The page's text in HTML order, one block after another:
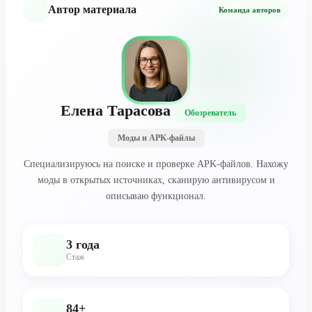
Автор материала Команда авторов
Елена Тарасова Обозреватель
Моды и APK-файлы
Специализируюсь на поиске и проверке APK-файлов. Нахожу
моды в открытых источниках, сканирую антивирусом и
описываю функционал.
3 года
Стаж
84+